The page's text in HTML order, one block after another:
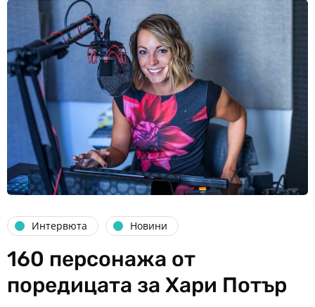
Интервюта Новини
160 персонажа от
поредицата за Хари Потър